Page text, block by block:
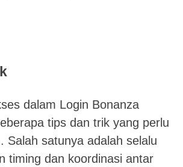
dalam Login Bonanza
tips dan trik yang perlu
Salah satunya adalah selalu
timing dan koordinasi antar